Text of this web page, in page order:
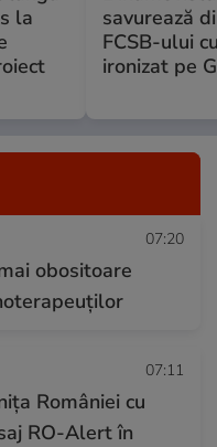
la
savurează
FCSB-ului
ironizat pe
07:20
obositoare
07:11
României cu
RO-Alert în